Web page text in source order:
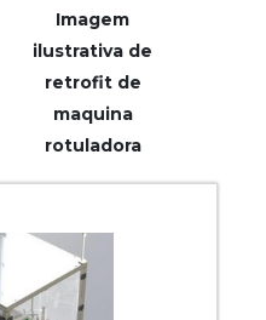
Imagem
ilustrativa de
retrofit de
maquina
rotuladora